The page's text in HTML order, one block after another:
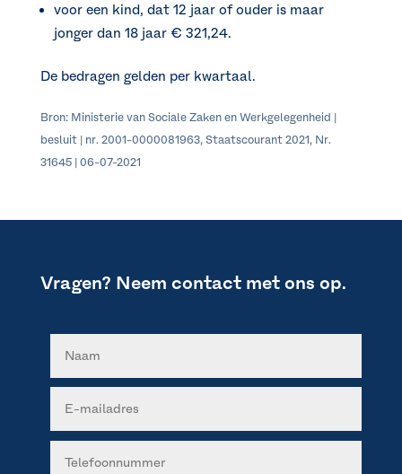
voor een kind, dat 12 jaar of ouder is maar
jonger dan 18 jaar € 321,24.
De bedragen gelden per kwartaal.
Bron: Ministerie van Sociale Zaken en Werkgelegenheid |
besluit | nr. 2001-0000081963, Staatscourant 2021, Nr.
31645 | 06-07-2021
Vragen? Neem contact met ons op.